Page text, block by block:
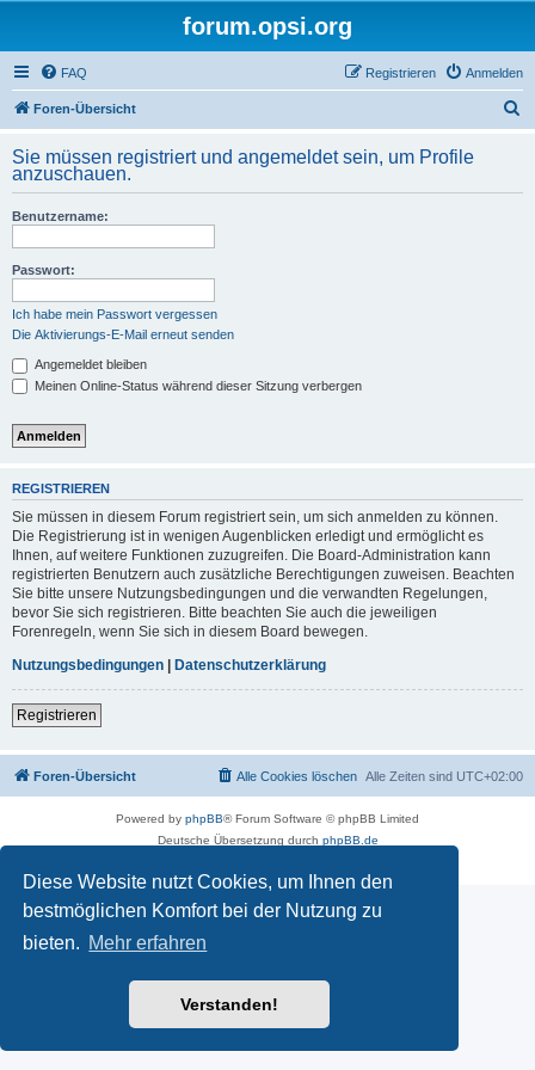
Diese Website nutzt Cookies, um Ihnen den
bestmöglichen Komfort bei der Nutzung zu
bieten. Mehr erfahren
Verstanden!
forum.opsi.org
FAQ Anmelden
Registrieren
Foren-Übersicht
h
Sie müssen registriert und angemeldet sein, um Profile
anzuschauen.
Benutzername:
Passwort:
Ich habe mein Passwort vergessen
Die Aktivierungs-E-Mail erneut senden
Angemeldet bleiben
Meinen Online-Status während dieser Sitzung verbergen
REGISTRIEREN
Sie müssen in diesem Forum registriert sein, um sich anmelden zu können.
Die Registrierung ist in wenigen Augenblicken erledigt und ermöglicht es
Ihnen, auf weitere Funktionen zuzugreifen. Die Board-Administration kann
registrierten Benutzern auch zusätzliche Berechtigungen zuweisen. Beachten
Sie bitte unsere Nutzungsbedingungen und die verwandten Regelungen,
bevor Sie sich registrieren. Bitte beachten Sie auch die jeweiligen
Forenregeln, wenn Sie sich in diesem Board bewegen.
Nutzungsbedingungen | Datenschutzerklärung
Registrieren
Foren-Übersicht Alle Zeiten sind UTC+02:00
Alle Cookies löschen
Powered by phpBB® Forum Software © phpBB Limited
Deutsche Übersetzung durch phpBB.de